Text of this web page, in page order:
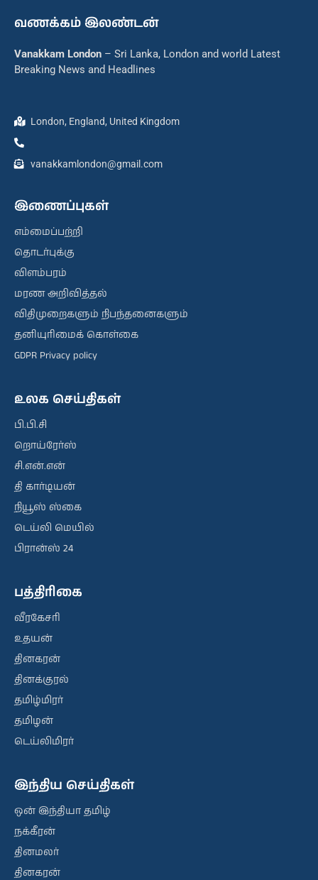
வணக்கம் இலண்டன்
Vanakkam London – Sri Lanka, London and world Latest
Breaking News and Headlines
London, England, United Kingdom
vanakkamlondon@gmail.com
இணைப்புகள்
எம்மைப்பற்றி
தொடர்புக்கு
விளம்பரம்
மரண அறிவித்தல்
விதிமுறைகளும் நிபந்தனைகளும்
தனியுரிமைக் கொள்கை
GDPR Privacy policy
உலக செய்திகள்
பி.பி.சி
றொய்ரேர்ஸ்
சி.என்.என்
தி கார்டியன்
நியூஸ் ஸ்கை
டெய்லி மெயில்
பிரான்ஸ் 24
பத்திரிகை
வீரகேசரி
உதயன்
தினகரன்
தினக்குரல்
தமிழ்மிரர்
தமிழன்
டெய்லிமிரர்
இந்திய செய்திகள்
ஒன் இந்தியா தமிழ்
நக்கீரன்
தினமலர்
தினகரன்